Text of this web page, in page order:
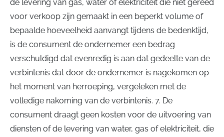
de levering van gas, water of elektriciteit die niet gereed
voor verkoop zijn gemaakt in een beperkt volume of
bepaalde hoeveelheid aanvangt tijdens de bedenktijd,
is de consument de ondernemer een bedrag
verschuldigd dat evenredig is aan dat gedeelte van de
verbintenis dat door de ondernemer is nagekomen op
het moment van herroeping, vergeleken met de
volledige nakoming van de verbintenis. 7. De
consument draagt geen kosten voor de uitvoering van
diensten of de levering van water, gas of elektriciteit, die